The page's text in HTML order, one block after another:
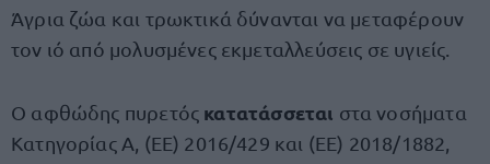
Άγρια ζώα και τρωκτικά δύνανται να μεταφέρουν
τον ιό από μολυσμένες εκμεταλλεύσεις σε υγιείς.
Ο αφθώδης πυρετός κατατάσσεται στα νοσήματα
Κατηγορίας Α, (ΕΕ) 2016/429 και (ΕΕ) 2018/1882,